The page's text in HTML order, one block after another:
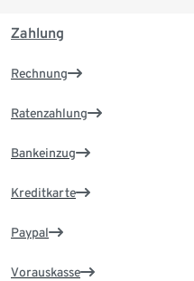
Zahlung
Rechnung
Ratenzahlung
Bankeinzug
Kreditkarte
Paypal
Vorauskasse